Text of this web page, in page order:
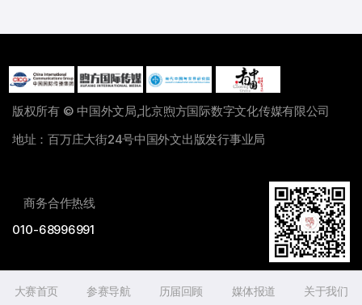
版权所有 © 中国外文局,北京煦方国际数字文化传媒有限公司
地址：百万庄大街24号中国外文出版发行事业局
大赛首页 参赛导航 历届回顾 媒体报道 关于我们
商务合作热线
010-68996991